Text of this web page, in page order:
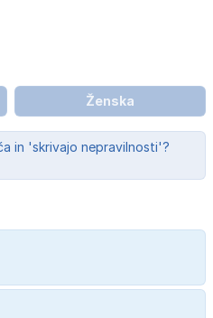
Ženska
in 'skrivajo nepravilnosti'?